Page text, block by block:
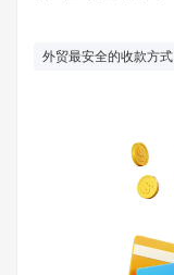
外贸最安全的收款方式